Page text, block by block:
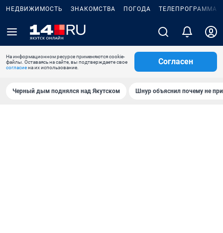
НЕДВИЖИМОСТЬ ЗНАКОМСТВА ПОГОДА ТЕЛЕПРОГРАММА
На информационном ресурсе применяются cookie-
файлы. Оставаясь на сайте, вы подтверждаете свое
согласиена их использование.
Согласен
Черный дым поднялся над Якутском Шнур объяснил почему не